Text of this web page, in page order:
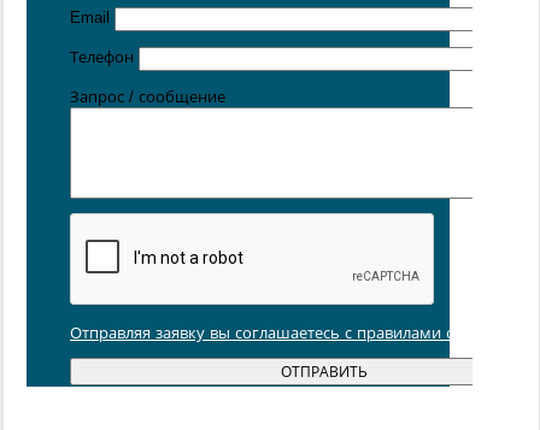
Email
Телефон
Запрос / сообщение
Отправляя заявку вы соглашаетесь с правилами обработки